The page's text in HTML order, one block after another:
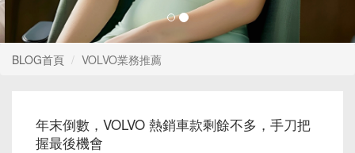
BLOG首頁 VOLVO業務推薦
年末倒數，VOLVO 熱銷車款剩餘不多，手刀把
握最後機會